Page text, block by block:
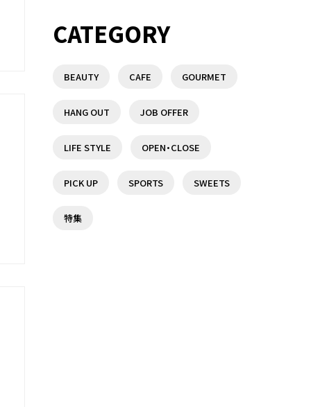
調布駅前の複合商業施設『トリ
温泉・スーパー銭湯７選！
京王線沿線で日帰りで楽しめる
マーケット情報まとめ【調布駅】
CATEGORY
BEAUTY CAFE GOURMET
HANG OUT JOB OFFER
LIFE STYLE OPEN・CLOSE
PICK UP SPORTS SWEETS
特集